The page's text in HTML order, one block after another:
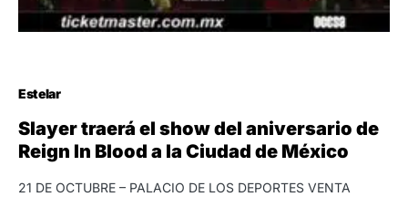
Estelar
Slayer traerá el show del aniversario de
Reign In Blood a la Ciudad de México
21 DE OCTUBRE – PALACIO DE LOS DEPORTES VENTA